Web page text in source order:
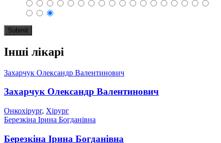
Інші лікарі
Захарчук Олександр Валентинович
Захарчук Олександр Валентинович
Онкохірург, Хірург
Березкіна Ірина Богданівна
Березкіна Ірина Богданівна